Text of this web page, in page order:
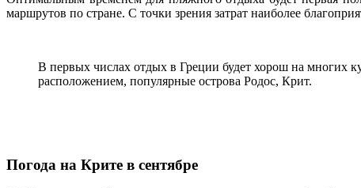
маршрутов по стране. С точки зрения затрат наиболее
В первых числах отдых в Греции будет хорош на многих
расположением, популярные острова Родос, Крит.
Погода на Крите в сентябре